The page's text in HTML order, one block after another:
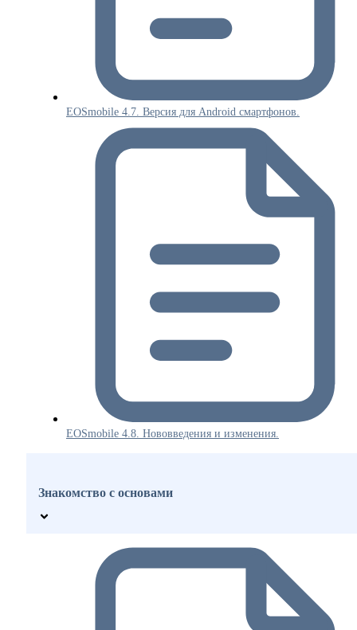
EOSmobile 4.7. Версия для Android смартфонов.
EOSmobile 4.8. Нововведения и изменения.
Знакомство с основами